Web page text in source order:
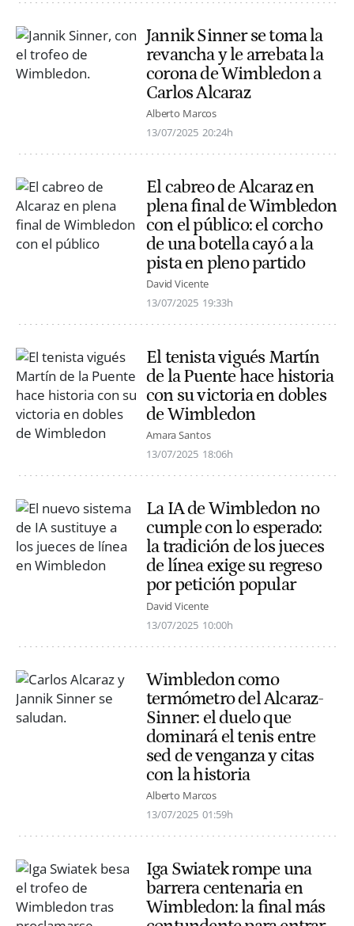
Jannik Sinner se toma la
revancha y le arrebata la
corona de Wimbledon a
Carlos Alcaraz
Alberto Marcos
13/07/2025 20:24h
El cabreo de Alcaraz en
plena final de Wimbledon
con el público: el corcho
de una botella cayó a la
pista en pleno partido
David Vicente
13/07/2025 19:33h
El tenista vigués Martín
de la Puente hace historia
con su victoria en dobles
de Wimbledon
Amara Santos
13/07/2025 18:06h
La IA de Wimbledon no
cumple con lo esperado:
la tradición de los jueces
de línea exige su regreso
por petición popular
David Vicente
13/07/2025 10:00h
Wimbledon como
termómetro del Alcaraz-
Sinner: el duelo que
dominará el tenis entre
sed de venganza y citas
con la historia
Alberto Marcos
13/07/2025 01:59h
Iga Swiatek rompe una
barrera centenaria en
Wimbledon: la final más